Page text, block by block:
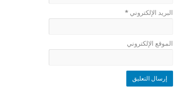
البريد الإلكتروني *
الموقع الإلكتروني